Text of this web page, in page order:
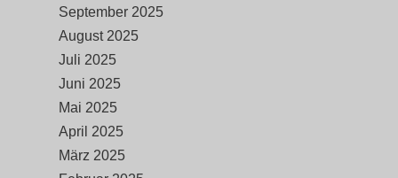
September 2025
August 2025
Juli 2025
Juni 2025
Mai 2025
April 2025
März 2025